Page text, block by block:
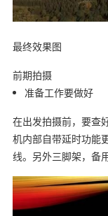
最终效果图
前期拍摄
准备工作要做好
在出发拍摄前，要查
机内部自带延时功能
线。另外三脚架，备